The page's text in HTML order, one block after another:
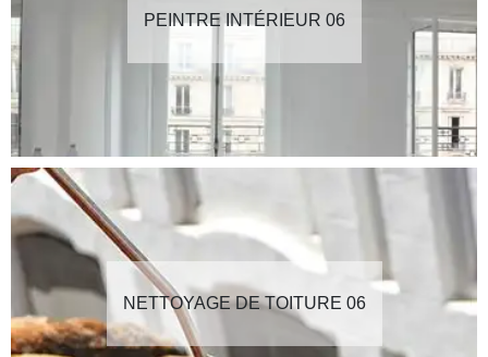
PEINTRE INTÉRIEUR 06
NETTOYAGE DE TOITURE 06